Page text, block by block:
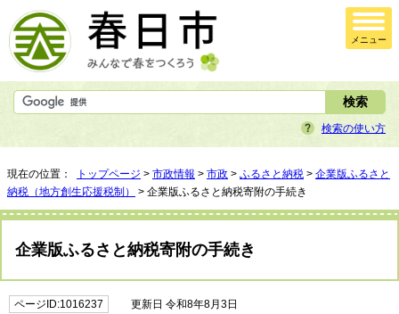
メニュー
検索の使い方
現在の位置： トップページ > 市政情報 > 市政 > ふるさと納税 > 企業版ふるさと
納税（地方創生応援税制）
> 企業版ふるさと納税寄附の手続き
企業版ふるさと納税寄附の手続き
ページID:1016237 更新日 令和8年8月3日